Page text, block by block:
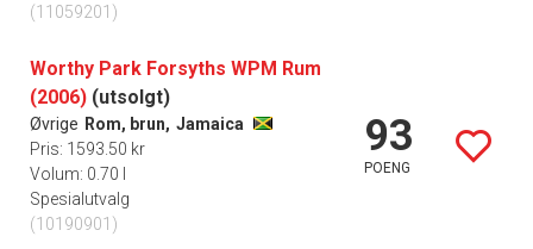
(11059201)
Worthy Park Forsyths WPM Rum
(2006) (utsolgt)
Øvrige Rom, brun, Jamaica
Pris: 1593.50 kr
Volum: 0.70 l
Spesialutvalg
(10190901)
93
POENG